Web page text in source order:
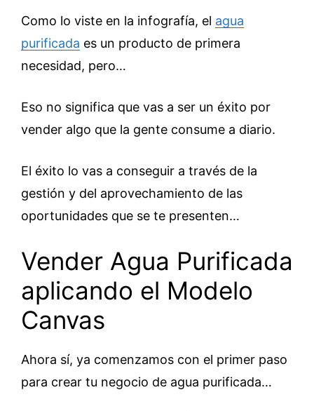
Como lo viste en la infografía, el agua
purificada es un producto de primera
necesidad, pero…
Eso no significa que vas a ser un éxito por
vender algo que la gente consume a diario.
El éxito lo vas a conseguir a través de la
gestión y del aprovechamiento de las
oportunidades que se te presenten…
Vender Agua Purificada
aplicando el Modelo
Canvas
Ahora sí, ya comenzamos con el primer paso
para crear tu negocio de agua purificada…